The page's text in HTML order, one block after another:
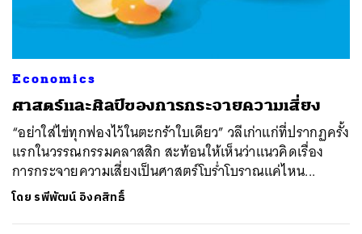
Economics
ศาสตร์และศิลป์ของการกระจายความเสี่ยง
“อย่าใส่ไข่ทุกฟองไว้ในตะกร้าใบเดียว” วลีเก่าแก่ที่ปรากฏครั้ง
แรกในวรรณกรรมคลาสสิก สะท้อนให้เห็นว่าแนวคิดเรื่อง
การกระจายความเสี่ยงเป็นศาสตร์โบร่ำโบราณแค่ไหน...
โดย รพีพัฒน์ อิงคสิทธิ์